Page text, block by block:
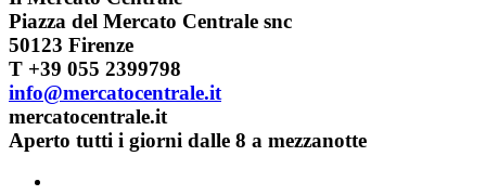
Piazza del Mercato Centrale snc
50123 Firenze
T +39 055 2399798
info@mercatocentrale.it
mercatocentrale.it
Aperto tutti i giorni dalle 8 a mezzanotte